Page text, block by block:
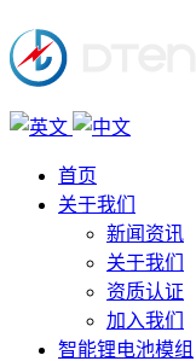
首页
关于我们
新闻资讯
关于我们
资质认证
加入我们
智能锂电池模组